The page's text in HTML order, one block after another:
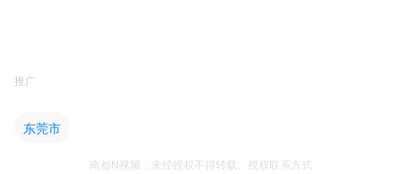
推广
东莞市
南都N视频，未经授权不得转载、授权联系方式